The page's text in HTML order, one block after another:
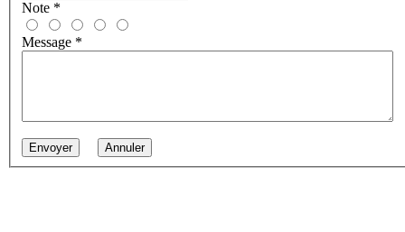
Note *
Message *